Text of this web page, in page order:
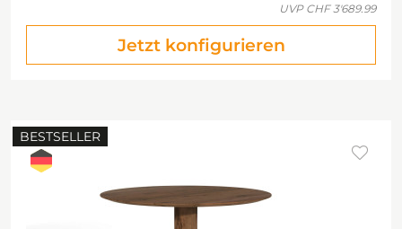
UVP CHF 3'689.99
Jetzt konfigurieren
BESTSELLER